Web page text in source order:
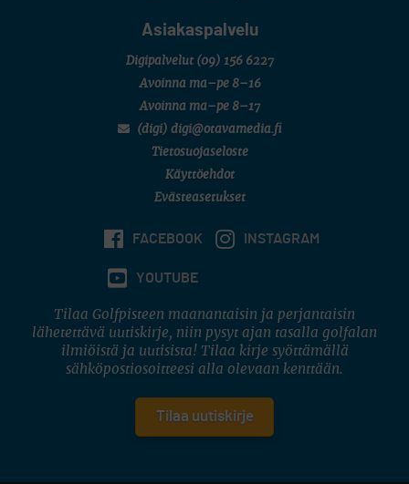
Asiakaspalvelu
Digipalvelut (09) 156 6227
Avoinna ma–pe 8–16
Avoinna ma–pe 8–17
(digi) digi@otavamedia.fi
Tietosuojaseloste
Käyttöehdot
Evästeasetukset
FACEBOOK INSTAGRAM
YOUTUBE
Tilaa Golfpisteen maanantaisin ja perjantaisin
lähetettävä uutiskirje, niin pysyt ajan tasalla golfalan
ilmiöistä ja uutisista! Tilaa kirje syöttämällä
sähköpostiosoitteesi alla olevaan kenttään.
Tilaa uutiskirje